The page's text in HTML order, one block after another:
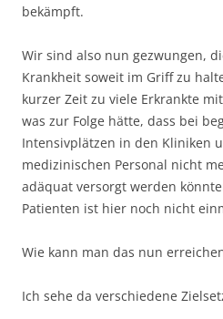
bekämpft.
Wir sind also nun gezwungen,
Krankheit soweit im Griff zu
kurzer Zeit zu viele Erkrankte
was zur Folge hätte, dass bei
Intensivplätzen in den Kliniken
medizinischen Personal nicht
adäquat versorgt werden
Patienten ist hier noch nicht
Wie kann man das nun
Ich sehe da verschiedene